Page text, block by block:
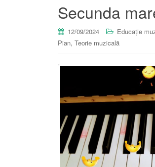
Secunda
12/09/2024 Educație
Pian, Teorie muzicală